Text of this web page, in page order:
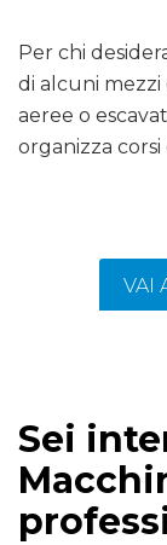
Per chi
di alcuni mezzi
aeree o
organizza corsi
VAI
Sei